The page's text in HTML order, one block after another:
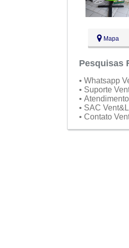
Mapa
Pesquisas
• Whatsapp
• Suporte
•
• SAC
• Contato